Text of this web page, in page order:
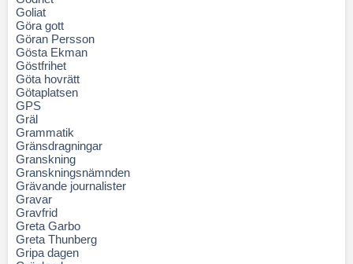
Goliat
Göra gott
Göran Persson
Gösta Ekman
Göstfrihet
Göta hovrätt
Götaplatsen
GPS
Gräl
Grammatik
Gränsdragningar
Granskning
Granskningsnämnden
Grävande journalister
Gravar
Gravfrid
Greta Garbo
Greta Thunberg
Gripa dagen